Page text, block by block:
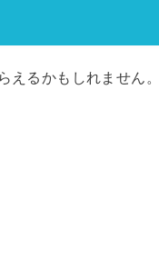
るかもしれません。